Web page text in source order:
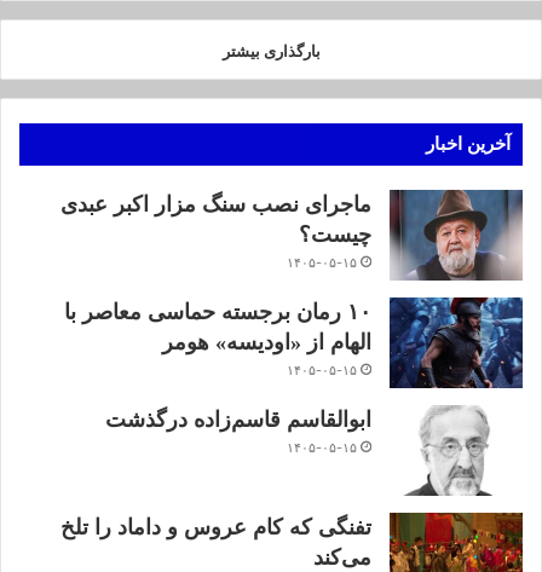
بارگذاری بیشتر
آخرین اخبار
ماجرای نصب سنگ مزار اکبر عبدی
چیست؟
۱۴۰۵-۰۵-۱۵
۱۰ رمان برجسته حماسی معاصر با
الهام از «اودیسه» هومر
۱۴۰۵-۰۵-۱۵
ابوالقاسم قاسم‌زاده درگذشت
۱۴۰۵-۰۵-۱۵
تفنگی که کام عروس و داماد را تلخ
می‌کند